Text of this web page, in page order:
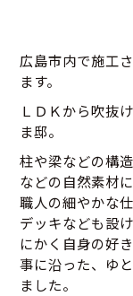
広島市内で施工
ます。
ＬＤＫから吹抜
ま邸。
柱や梁などの構
などの自然素材
職人の細やかな
デッキなども設
にかく自身の好
事に沿った、ゆ
ました。